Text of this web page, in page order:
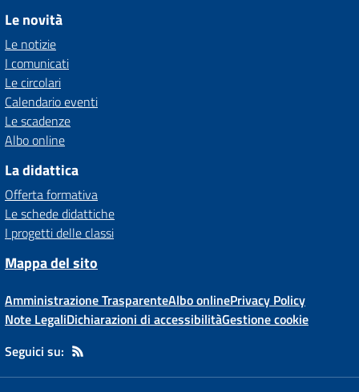
Le novità
Le notizie
I comunicati
Le circolari
Calendario eventi
Le scadenze
Albo online
La didattica
Offerta formativa
Le schede didattiche
I progetti delle classi
Mappa del sito
Amministrazione TrasparenteAlbo onlinePrivacy Policy
Note LegaliDichiarazioni di accessibilitàGestione cookie
Seguici su: